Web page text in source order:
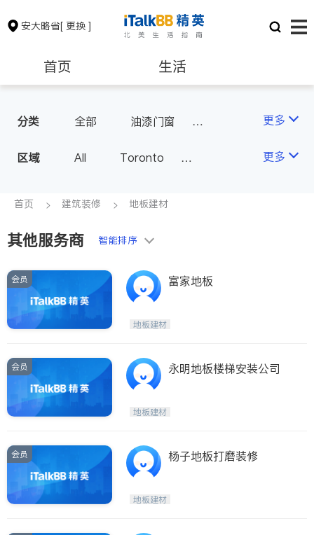
安大略省[ 更换 ]
首页 生活
保险理财 房地产租售
银行贷款 会计师
建筑装修
分类 全部
油漆门窗
地板建材
水电冷暖
更多
区域 All
Toronto
Scarborough
North York
Brampton
Kitchener
Newmarket
Stouffville
Maple
Waterloo
Guelph
Ajax
Oshawa
Niagara Falls
Pickering
Concord
Port Perry
King
更多
首页 建筑装修 地板建材
其他服务商 智能排序
会员 富家地板
地板建材
会员 永明地板楼梯安装公司
地板建材
会员 杨子地板打磨装修
地板建材